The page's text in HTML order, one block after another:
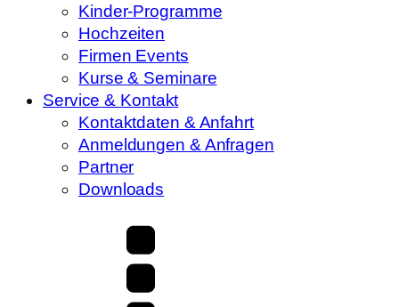
Kinder-Programme
Hochzeiten
Firmen Events
Kurse & Seminare
Service & Kontakt
Kontaktdaten & Anfahrt
Anmeldungen & Anfragen
Partner
Downloads